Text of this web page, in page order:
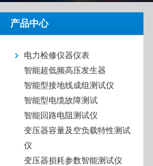
产品中心
电力检修仪器仪表
智能超低频高压发生器
智能型接地线成组测试仪
智能型电缆故障测试
智能回路电阻测试仪
变压器容量及空负载特性测试
仪
变压器损耗参数智能测试仪